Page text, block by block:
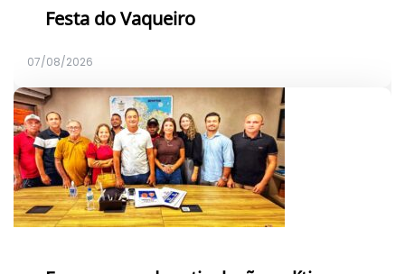
Festa do Vaqueiro
07/08/2026